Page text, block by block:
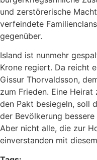
und zerstörerische
verfeindete
gegenüber.
Island ist nunmehr
Krone regiert. Da reicht
Gissur Thorvaldsson,
zum Frieden. Eine
den Pakt besiegeln, soll
der Bevölkerung
Aber nicht alle, die zur
einverstanden mit